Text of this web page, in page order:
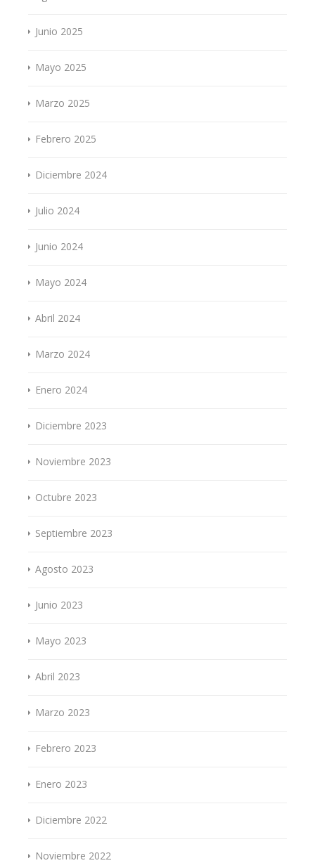
Junio 2025
Mayo 2025
Marzo 2025
Febrero 2025
Diciembre 2024
Julio 2024
Junio 2024
Mayo 2024
Abril 2024
Marzo 2024
Enero 2024
Diciembre 2023
Noviembre 2023
Octubre 2023
Septiembre 2023
Agosto 2023
Junio 2023
Mayo 2023
Abril 2023
Marzo 2023
Febrero 2023
Enero 2023
Diciembre 2022
Noviembre 2022